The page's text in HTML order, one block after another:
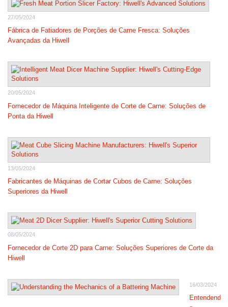
27/05/2024
Fábrica de Fatiadores de Porções de Carne Fresca: Soluções
Avançadas da Hiwell
20/05/2024
Fornecedor de Máquina Inteligente de Corte de Carne: Soluções de
Ponta da Hiwell
13/05/2024
Fabricantes de Máquinas de Cortar Cubos de Carne: Soluções
Superiores da Hiwell
08/05/2024
Fornecedor de Corte 2D para Carne: Soluções Superiores de Corte da
Hiwell
16/03/2024
Entendendo